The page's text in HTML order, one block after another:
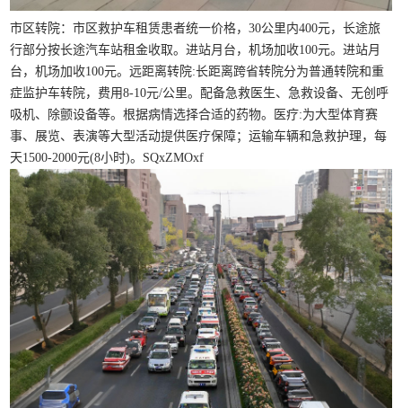
市区转院：市区救护车租赁患者统一价格，30公里内400元，长途旅
行部分按长途汽车站租金收取。进站月台，机场加收100元。进站月
台，机场加收100元。远距离转院:长距离跨省转院分为普通转院和重
症监护车转院，费用8-10元/公里。配备急救医生、急救设备、无创呼
吸机、除颤设备等。根据病情选择合适的药物。医疗:为大型体育赛
事、展览、表演等大型活动提供医疗保障；运输车辆和急救护理，每
天1500-2000元(8小时)。SQxZMOxf